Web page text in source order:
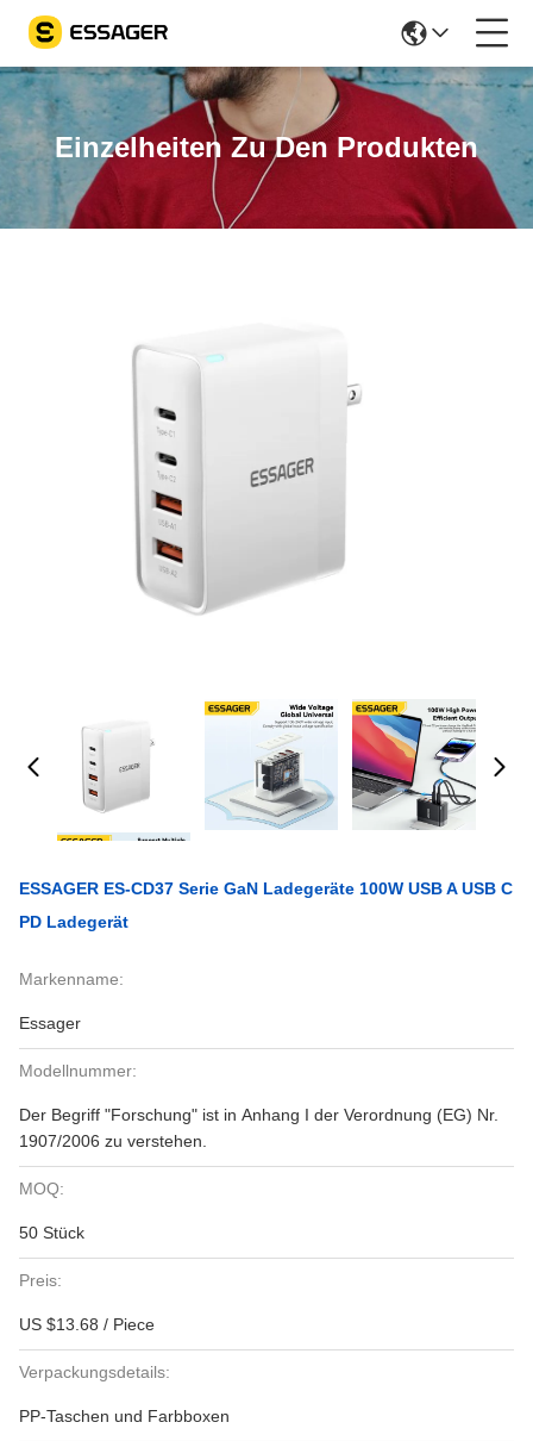
Einzelheiten Zu Den Produkten
ESSAGER ES-CD37 Serie GaN Ladegeräte 100W USB A USB C
PD Ladegerät
Markenname:
Essager
Modellnummer:
Der Begriff "Forschung" ist in Anhang I der Verordnung (EG) Nr.
1907/2006 zu verstehen.
MOQ:
50 Stück
Preis:
US $13.68 / Piece
Verpackungsdetails:
PP-Taschen und Farbboxen